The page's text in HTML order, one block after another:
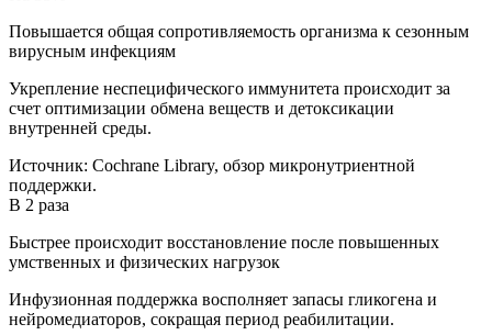
Повышается общая сопротивляемость организма к сезонным
вирусным инфекциям
Укрепление неспецифического иммунитета происходит за
счет оптимизации обмена веществ и детоксикации
внутренней среды.
Источник: Cochrane Library, обзор микронутриентной
поддержки.
В 2 раза
Быстрее происходит восстановление после повышенных
умственных и физических нагрузок
Инфузионная поддержка восполняет запасы гликогена и
нейромедиаторов, сокращая период реабилитации.